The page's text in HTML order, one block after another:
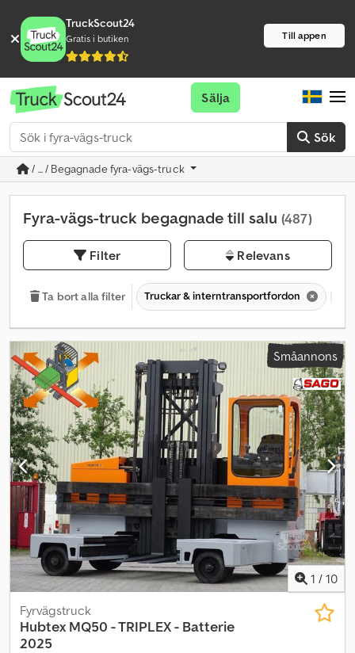
TruckScout24
Gratis i butiken Till appen
Sök
Sälja
/ ... / Begagnade fyra-vägs-truck
Fyra-vägs-truck begagnade till salu (487)
Filter Relevans
Ta bort alla filter Truckar & interntransportfordon
Småannons
1 / 10
Fyrvägstruck
Hubtex MQ50 - TRIPLEX - Batterie
2025